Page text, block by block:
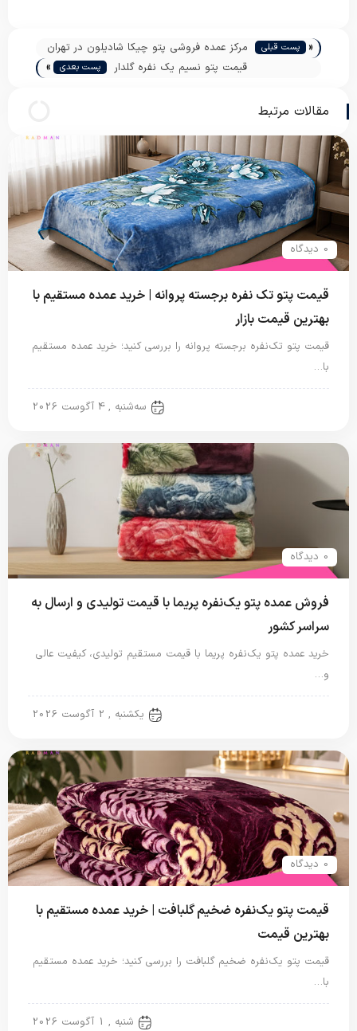
« پست قبلی
مرکز عمده فروشی پتو چیکا شادیلون در تهران
قیمت پتو نسیم یک نفره گلدار
پست بعدی »
مقالات مرتبط
0 دیدگاه
قیمت پتو تک نفره برجسته پروانه | خرید عمده مستقیم با
بهترین قیمت بازار
قیمت پتو تک‌نفره برجسته پروانه را بررسی کنید؛ خرید عمده مستقیم
با…
سه‌شنبه , 4 آگوست 2026
0 دیدگاه
فروش عمده پتو یک‌نفره پریما با قیمت تولیدی و ارسال به
سراسر کشور
خرید عمده پتو یک‌نفره پریما با قیمت مستقیم تولیدی، کیفیت عالی
و…
یکشنبه , 2 آگوست 2026
0 دیدگاه
قیمت پتو یک‌نفره ضخیم گلبافت | خرید عمده مستقیم با
بهترین قیمت
قیمت پتو یک‌نفره ضخیم گلبافت را بررسی کنید؛ خرید عمده مستقیم
با…
شنبه , 1 آگوست 2026